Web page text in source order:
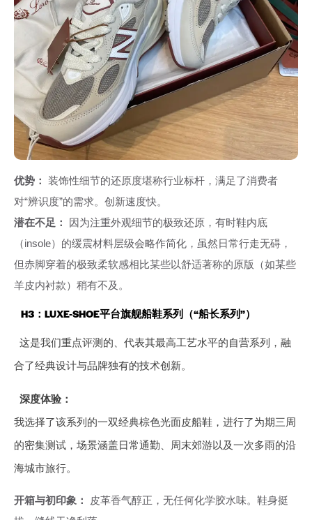
优势：
装饰性细节的还原度堪称行业标杆，满足了消费者
对“辨识度”的需求。创新速度快。
潜在不足：
因为注重外观细节的极致还原，有时鞋内底
（insole）的缓震材料层级会略作简化，虽然日常行走无碍，
但赤脚穿着的极致柔软感相比某些以舒适著称的原版（如某些
羊皮内衬款）稍有不及。
H3：LUXE-SHOE平台旗舰船鞋系列（“船长系列”）
这是我们重点评测的、代表其最高工艺水平的自营系列，融
合了经典设计与品牌独有的技术创新。
深度体验：
我选择了该系列的一双经典棕色光面皮船鞋，进行了为期三周
的密集测试，场景涵盖日常通勤、周末郊游以及一次多雨的沿
海城市旅行。
开箱与初印象：
皮革香气醇正，无任何化学胶水味。鞋身挺